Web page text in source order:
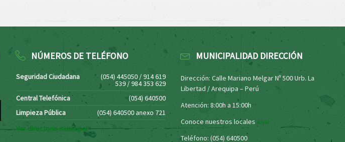
NÚMEROS DE TELÉFONO
Seguridad Ciudadana (054) 445050 / 914 619
539 / 984 353 629
Central Telefónica
(054) 640500
Limpieza Pública
(054) 640500 anexo 721
Ver directorio municipal
MUNICIPALIDAD DIRECCIÓN
Dirección: Calle Mariano Melgar Nº 500 Urb. La
Libertad / Arequipa – Perú
Atención: 8:00h a 15:00h
Conoce nuestros locales aquí
Teléfono: (054) 640500